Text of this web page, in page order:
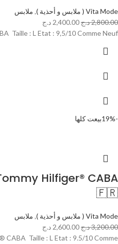
Vita Mode ( ملابس و أحذية ) , ملابس
2,800.00د.ج2,400.00 د.ج
Taille : L Etat : 9,5/10 Comme Neuf
-19% بيعت كلها
Hilfiger® CABA
🇫🇷
Vita Mode ( ملابس و أحذية ) , ملابس
3,200.00د.ج2,600.00 د.ج
CABA Taille : L Etat : 9.5/10 Comme